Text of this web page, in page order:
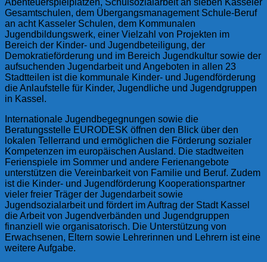
Abenteuerspielplätzen, Schulsozialarbeit an sieben Kasseler
Gesamtschulen, dem Übergangsmanagement Schule-Beruf
an acht Kasseler Schulen, dem Kommunalen
Jugendbildungswerk, einer Vielzahl von Projekten im
Bereich der Kinder- und Jugendbeteiligung, der
Demokratieförderung und im Bereich Jugendkultur sowie der
aufsuchenden Jugendarbeit und Angeboten in allen 23
Stadtteilen ist die kommunale Kinder- und Jugendförderung
die Anlaufstelle für Kinder, Jugendliche und Jugendgruppen
in Kassel.
Internationale Jugendbegegnungen sowie die
Beratungsstelle EURODESK öffnen den Blick über den
lokalen Tellerrand und ermöglichen die Förderung sozialer
Kompetenzen im europäischen Ausland. Die stadtweiten
Ferienspiele im Sommer und andere Ferienangebote
unterstützen die Vereinbarkeit von Familie und Beruf. Zudem
ist die Kinder- und Jugendförderung Kooperationspartner
vieler freier Träger der Jugendarbeit sowie
Jugendsozialarbeit und fördert im Auftrag der Stadt Kassel
die Arbeit von Jugendverbänden und Jugendgruppen
finanziell wie organisatorisch. Die Unterstützung von
Erwachsenen, Eltern sowie Lehrerinnen und Lehrern ist eine
weitere Aufgabe.